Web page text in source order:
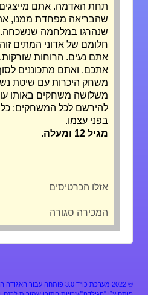
תחת האדמה. אתם מייצגים את
שהבריאה מפחדת ממנו, את
שנהרגו במלחמה שנשכחה.
חלומם של אדוני המתים זוהרת
אתם נעים. הרוחות שורקות. איש
אתכם. ואתם מתכוננים לסוף
משחק היכרות עם שיטת נשגבים,
משלושה משחקים באותו עולם. לא
להירשם לכל המשחקים: כל אחד
בפני עצמו.
אזלו הכרטיסים
המכירה סגורה
מערכת כו"ד 3.0 פותחה עבור האגודה